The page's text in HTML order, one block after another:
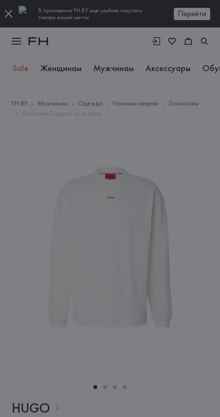
В приложении FH.BY еще удобнее покупать
товары вашей мечты
Перейти
Sale Женщинам Мужчинам Аксессуары
FH.BY Мужчинам Одежда Новинки недели
Лонгсливы
Лонгслив Daposo из хлопка
HUGO